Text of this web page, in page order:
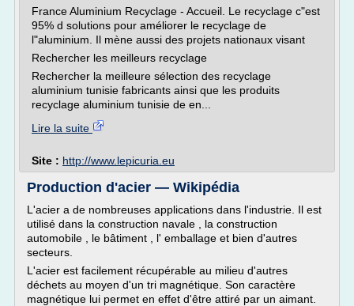
France Aluminium Recyclage - Accueil. Le recyclage c"est
95% d solutions pour améliorer le recyclage de
l"aluminium. Il mène aussi des projets nationaux visant
Rechercher les meilleurs recyclage
Rechercher la meilleure sélection des recyclage
aluminium tunisie fabricants ainsi que les produits
recyclage aluminium tunisie de en...
Lire la suite
Site : http://www.lepicuria.eu
Production d'acier — Wikipédia
L'acier a de nombreuses applications dans l'industrie. Il est
utilisé dans la construction navale , la construction
automobile , le bâtiment , l' emballage et bien d'autres
secteurs.
L'acier est facilement récupérable au milieu d'autres
déchets au moyen d'un tri magnétique. Son caractère
magnétique lui permet en effet d'être attiré par un aimant.